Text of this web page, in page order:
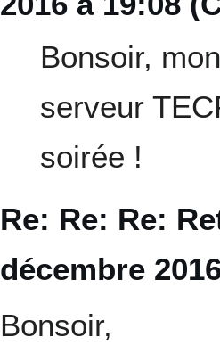
Bonsoir,
serveur
soirée !
Re: Re: Re:
décembre
Bonsoir,